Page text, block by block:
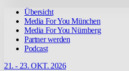
Übersicht
Media For You München
Media For You Nürnberg
Partner werden
Podcast
21. - 23. OKT. 2026